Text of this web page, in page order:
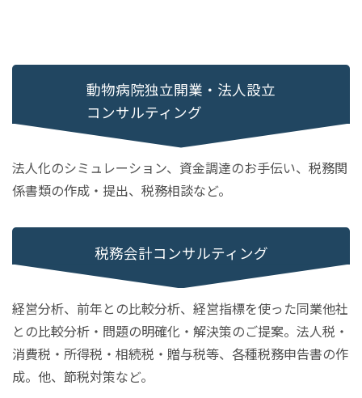
動物病院独立開業・ 法人設立
コンサルティング
法人化のシミュレーション、資金調達のお手伝い、税務関
係書類の作成・提出、税務相談など。
税務会計コンサルティング
経営分析、前年との比較分析、経営指標を使った同業他社
との比較分析・問題の明確化・解決策のご提案。法人税・
消費税・所得税・相続税・贈与税等、各種税務申告書の作
成。他、節税対策など。